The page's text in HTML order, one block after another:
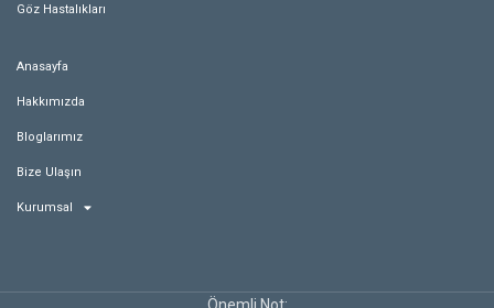
Göz Hastalıkları
Anasayfa
Hakkımızda
Bloglarımız
Bize Ulaşın
Kurumsal
Önemli Not: